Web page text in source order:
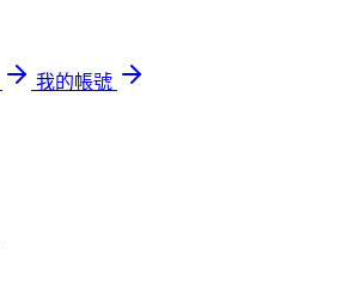
我的帳號